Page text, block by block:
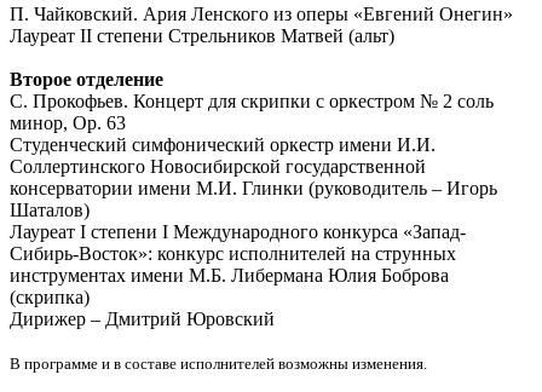
П. Чайковский. Ария Ленского из оперы «Евгений Онегин»
Лауреат II степени Стрельников Матвей (альт)
Второе отделение
С. Прокофьев. Концерт для скрипки с оркестром № 2 соль
минор, Ор. 63
Студенческий симфонический оркестр имени И.И.
Соллертинского Новосибирской государственной
консерватории имени М.И. Глинки (руководитель – Игорь
Шаталов)
Лауреат I степени I Международного конкурса «Запад-
Сибирь-Восток»: конкурс исполнителей на струнных
инструментах имени М.Б. Либермана Юлия Боброва
(скрипка)
Дирижер – Дмитрий Юровский
В программе и в составе исполнителей возможны изменения.